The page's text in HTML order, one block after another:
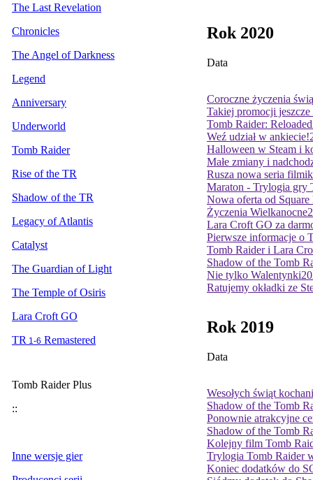
The Last Revelation
Chronicles
The Angel of Darkness
Legend
Anniversary
Underworld
Tomb Raider
Rise of the TR
Shadow of the TR
Legacy of Atlantis
Catalyst
The Guardian of Light
The Temple of Osiris
Lara Croft GO
TR 1-6 Remastered
Tomb Raider Plus
::
Inne wersje gier
Rok 2020
Data
Coroczne życzenia
Takiej promocji jeszcze
Tomb Raider: Reloaded
Weź udział w ankiecie!
Halloween w Steam i
Małe zmiany i
Rusza nowa seria
Maraton - Trylogia gry
Nowa oferta od
Życzenia Wielkanocne
Lara Croft GO za
Pierwsze informacje o
Tomb Raider i Lara
Shadow of the Tomb
Nie tylko Walentynki
Ratujemy okładki ze
Rok 2019
Data
Wesołych świąt
Shadow of the Tomb
Ponownie atrakcyjne
Shadow of the Tomb
Kolejny film Tomb
Trylogia Tomb Raider
Koniec dodatków do